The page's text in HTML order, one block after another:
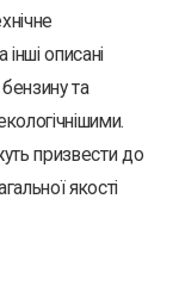
описані
та
призвести до
якості